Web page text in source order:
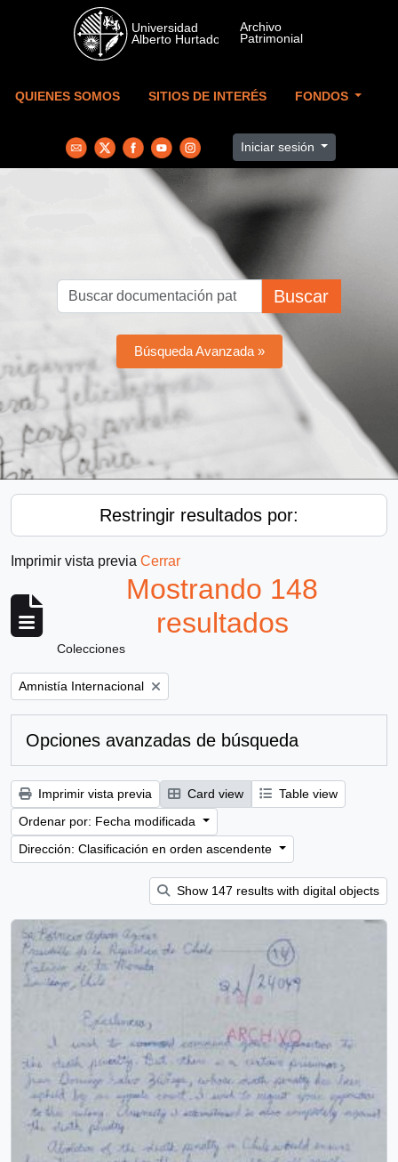
Skip to main content
QUIENES SOMOS SITIOS DE INTERÉS FONDOS
Iniciar sesión
Buscar
Búsqueda Avanzada »
Restringir resultados por:
Imprimir vista previa Cerrar
Mostrando 148
resultados
Colecciones
Remove filter:
Amnistía Internacional
Opciones avanzadas de búsqueda
Imprimir vista previa Card view
Table view
Ordenar por: Fecha modificada
Dirección: Clasificación en orden ascendente
Show 147 results with digital objects